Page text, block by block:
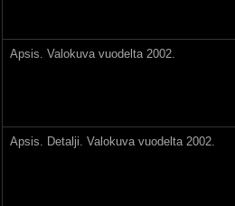
Apsis. Valokuva vuodelta 2002.
Apsis. Detalji. Valokuva vuodelta 2002.